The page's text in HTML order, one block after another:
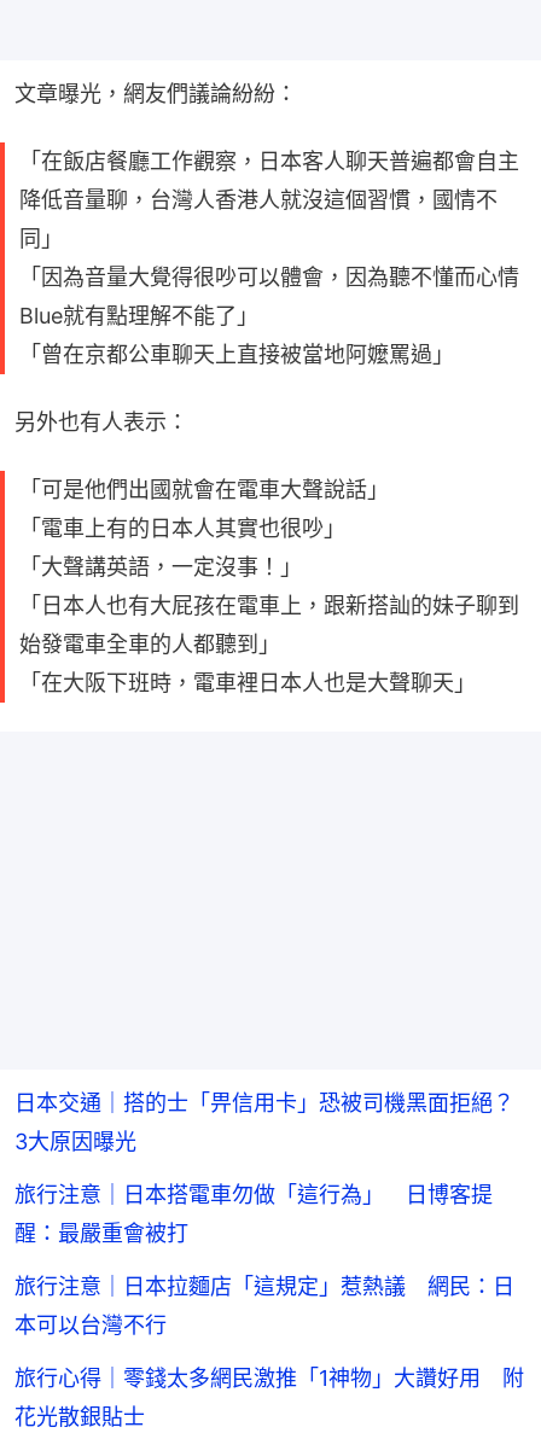
文章曝光，網友們議論紛紛：
「在飯店餐廳工作觀察，日本客人聊天普遍都會自主
降低音量聊，台灣人香港人就沒這個習慣，國情不
同」
「因為音量大覺得很吵可以體會，因為聽不懂而心情
Blue就有點理解不能了」
「曾在京都公車聊天上直接被當地阿嬤罵過」
另外也有人表示：
「可是他們出國就會在電車大聲說話」
「電車上有的日本人其實也很吵」
「大聲講英語，一定沒事！」
「日本人也有大屁孩在電車上，跟新搭訕的妹子聊到
始發電車全車的人都聽到」
「在大阪下班時，電車裡日本人也是大聲聊天」
日本交通｜搭的士「畀信用卡」恐被司機黑面拒絕？
3大原因曝光
旅行注意｜日本搭電車勿做「這行為」 日博客提
醒：最嚴重會被打
旅行注意｜日本拉麵店「這規定」惹熱議 網民：日
本可以台灣不行
旅行心得｜零錢太多網民激推「1神物」大讚好用 附
花光散銀貼士